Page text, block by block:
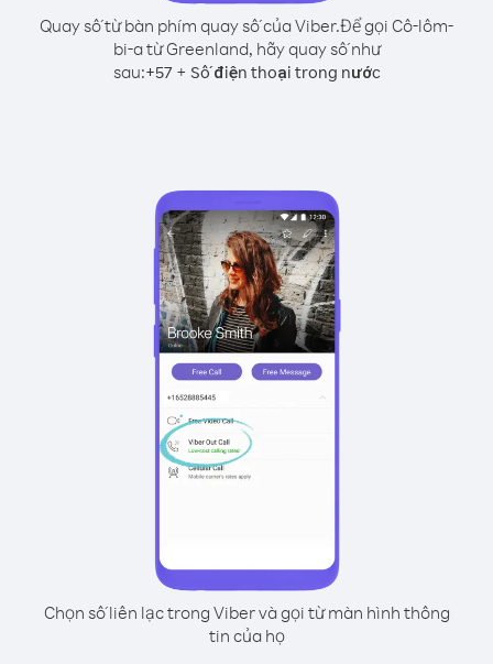
Quay số từ bàn phím quay số của Viber.Để gọi Cô-lôm-
bi-a từ Greenland, hãy quay số như
sau:+57+ Số điện thoại trong nước
Chọn số liên lạc trong Viber và gọi từ màn hình thông
tin của họ